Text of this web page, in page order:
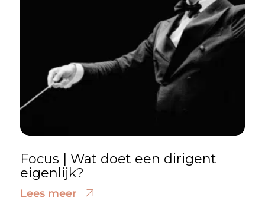
Focus | Wat doet een dirigent
eigenlijk?
Lees meer